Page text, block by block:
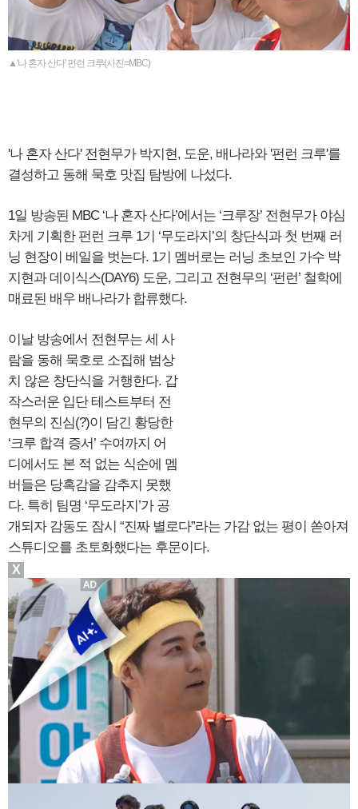
▲'나 혼자 산다' 펀런 크루(사진=MBC)
'나 혼자 산다' 전현무가 박지현, 도운, 배나라와 '펀런 크루'를
결성하고 동해 묵호 맛집 탐방에 나섰다.
1일 방송된 MBC ‘나 혼자 산다’에서는 ‘크루장’ 전현무가 야심
차게 기획한 펀런 크루 1기 ‘무도라지’의 창단식과 첫 번째 러
닝 현장이 베일을 벗는다. 1기 멤버로는 러닝 초보인 가수 박
지현과 데이식스(DAY6) 도운, 그리고 전현무의 ‘펀런’ 철학에
매료된 배우 배나라가 합류했다.
이날 방송에서 전현무는 세 사
람을 동해 묵호로 소집해 범상
치 않은 창단식을 거행한다. 갑
작스러운 입단 테스트부터 전
현무의 진심(?)이 담긴 황당한
‘크루 합격 증서’ 수여까지 어
디에서도 본 적 없는 식순에 멤
버들은 당혹감을 감추지 못했
다. 특히 팀명 ‘무도라지’가 공
개되자 감동도 잠시 “진짜 별로다”라는 가감 없는 평이 쏟아져
스튜디오를 초토화했다는 후문이다.
X